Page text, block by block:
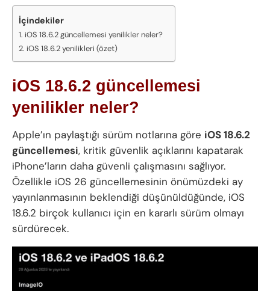
İçindekiler
iOS 18.6.2 güncellemesi yenilikler neler?
iOS 18.6.2 yenilikleri (özet)
iOS 18.6.2 güncellemesi
yenilikler neler?
Apple’ın paylaştığı sürüm notlarına göre iOS 18.6.2
güncellemesi, kritik güvenlik açıklarını kapatarak
iPhone’ların daha güvenli çalışmasını sağlıyor.
Özellikle iOS 26 güncellemesinin önümüzdeki ay
yayınlanmasının beklendiği düşünüldüğünde, iOS
18.6.2 birçok kullanıcı için en kararlı sürüm olmayı
sürdürecek.